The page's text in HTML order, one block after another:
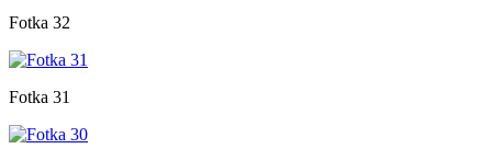
Fotka 32
Fotka 31